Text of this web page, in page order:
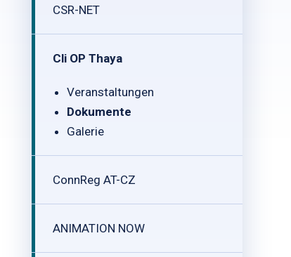
CSR-NET
Cli OP Thaya
Veranstaltungen
Dokumente
Galerie
ConnReg AT-CZ
ANIMATION NOW